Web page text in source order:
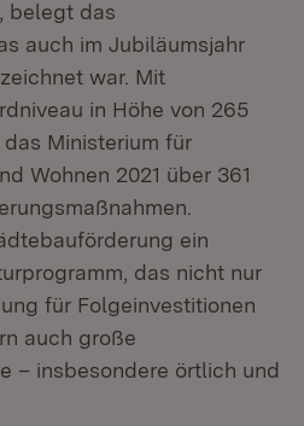
belegt das
auch im Jubiläumsjahr
war. Mit
in Höhe von 265
Ministerium für
Wohnen 2021 über 361
ein
das nicht nur
für Folgeinvestitionen
auch große
– insbesondere örtlich und